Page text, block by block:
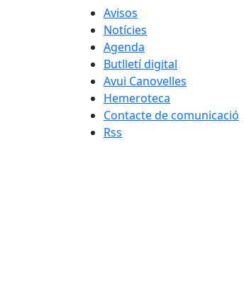
Avisos
Notícies
Agenda
Butlletí digital
Avui Canovelles
Hemeroteca
Contacte de comunicació
Rss